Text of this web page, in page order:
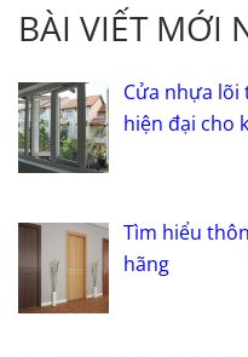
BÀI VIẾT MỚI
Cửa nhựa lõi
hiện đại cho
Tìm hiểu
hãng